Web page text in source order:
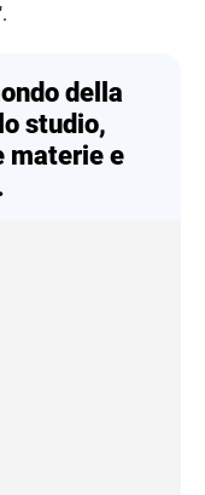
della
studio,
materie e